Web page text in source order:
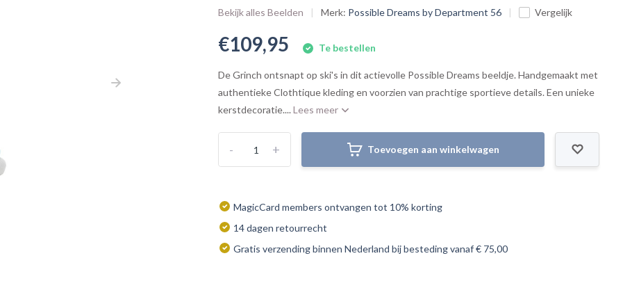
Bekijk alles Beelden Merk: Possible Dreams by Department 56 Vergelijk
€109,95 Te bestellen
De Grinch ontsnapt op ski's in dit actievolle Possible Dreams beeldje. Handgemaakt met
authentieke Clothtique kleding en voorzien van prachtige sportieve details. Een unieke
kerstdecoratie....Lees meer
+
- Toevoegen aan winkelwagen
MagicCard members ontvangen tot 10% korting
14 dagen retourrecht
Gratis verzending binnen Nederland bij besteding vanaf € 75,00